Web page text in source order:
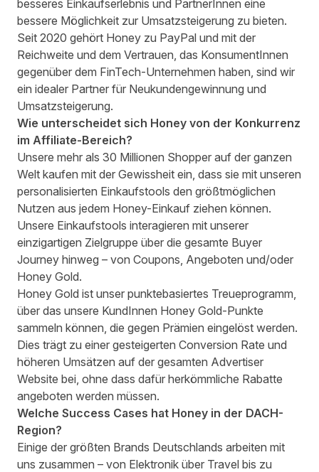
besseres Einkaufserlebnis und PartnerInnen eine
bessere Möglichkeit zur Umsatzsteigerung zu bieten.
Seit 2020 gehört Honey zu PayPal und mit der
Reichweite und dem Vertrauen, das KonsumentInnen
gegenüber dem FinTech-Unternehmen haben, sind wir
ein idealer Partner für Neukundengewinnung und
Umsatzsteigerung.
Wie unterscheidet sich Honey von der Konkurrenz
im Affiliate-Bereich?
Unsere mehr als 30 Millionen Shopper auf der ganzen
Welt kaufen mit der Gewissheit ein, dass sie mit unseren
personalisierten Einkaufstools den größtmöglichen
Nutzen aus jedem Honey-Einkauf ziehen können.
Unsere Einkaufstools interagieren mit unserer
einzigartigen Zielgruppe über die gesamte Buyer
Journey hinweg – von Coupons, Angeboten und/oder
Honey Gold.
Honey Gold ist unser punktebasiertes Treueprogramm,
über das unsere KundInnen Honey Gold-Punkte
sammeln können, die gegen Prämien eingelöst werden.
Dies trägt zu einer gesteigerten Conversion Rate und
höheren Umsätzen auf der gesamten Advertiser
Website bei, ohne dass dafür herkömmliche Rabatte
angeboten werden müssen.
Welche Success Cases hat Honey in der DACH-
Region?
Einige der größten Brands Deutschlands arbeiten mit
uns zusammen – von Elektronik über Travel bis zu